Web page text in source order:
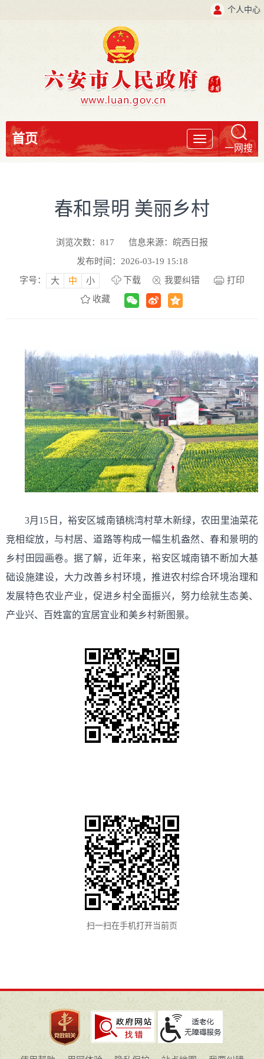
个人中心
导
航
首页
一网搜
春和景明 美丽乡村
浏览次数： 817
信息来源：皖西日报
发布时间：2026-03-19 15:18
字号：
大 中 小 下载 我要纠错
打印
收藏
3月15日，裕安区城南镇桃湾村草木新绿，农田里油菜花
竞相绽放，与村居、道路等构成一幅生机盎然、春和景明的
乡村田园画卷。据了解，近年来，裕安区城南镇不断加大基
础设施建设，大力改善乡村环境，推进农村综合环境治理和
发展特色农业产业，促进乡村全面振兴，努力绘就生态美、
产业兴、百姓富的宜居宜业和美乡村新图景。
扫一扫在手机打开当前页